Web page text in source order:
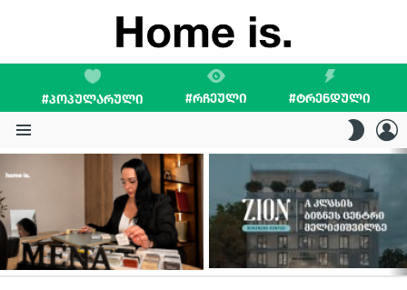
#ᲞᲝᲞᲣᲚᲐᲠᲣᲚᲘ #ᲠᲩᲔᲣᲚᲘ #ᲢᲠᲔᲜᲓᲣᲚᲘ
SKIN
STORIES